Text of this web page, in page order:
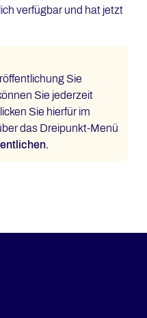
verfügbar und hat jetzt
Sie
Sie jederzeit
Sie hierfür im
das Dreipunkt-Menü